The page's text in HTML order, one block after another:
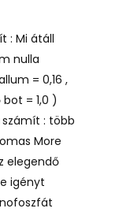
: Mi átáll
nulla
= 0,16 ,
= 1,0 )
: több
More
elegendő
igényt